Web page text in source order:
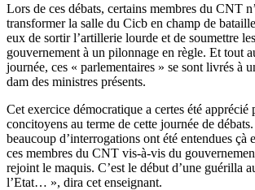
Lors de ces débats, certains membres du CNT
transformer la salle du Cicb en champ de
eux de sortir l’artillerie lourde et de soumettre
gouvernement à un pilonnage en règle. Et tout
journée, ces « parlementaires » se sont livrés à
dam des ministres présents.
Cet exercice démocratique a certes été apprécié
concitoyens au terme de cette journée de
beaucoup d’interrogations ont été entendues çà
ces membres du CNT vis-à-vis du
rejoint le maquis. C’est le début d’une guérilla
l’Etat… », dira cet enseignant.